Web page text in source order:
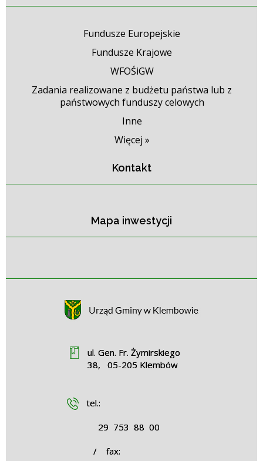
Fundusze Europejskie
Fundusze Krajowe
WFOŚiGW
Zadania realizowane z budżetu państwa lub z
państwowych funduszy celowych
Inne
Więcej »
Kontakt
Mapa inwestycji
ul. Gen. Fr. Żymirskiego
38, 05-205 Klembów
tel.:
29 753 88 00
/ fax: